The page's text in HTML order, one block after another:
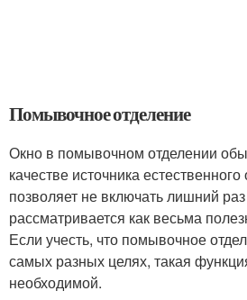
Помывочное отделение
Окно в помывочном отделении
качестве источника
позволяет не включать лишний раз
рассматривается как весьма
Если учесть, что помывочное
самых разных целях, такая
необходимой.